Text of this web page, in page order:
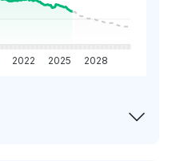
2022 2025 2028